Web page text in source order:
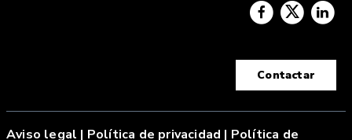
Contactar
Aviso legal | Política de privacidad | Política de